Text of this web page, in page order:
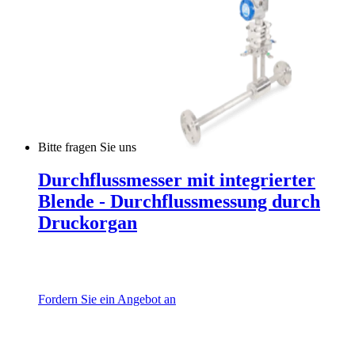
Bitte fragen Sie uns
Durchflussmesser mit integrierter
Blende - Durchflussmessung durch
Druckorgan
Fordern Sie ein Angebot an